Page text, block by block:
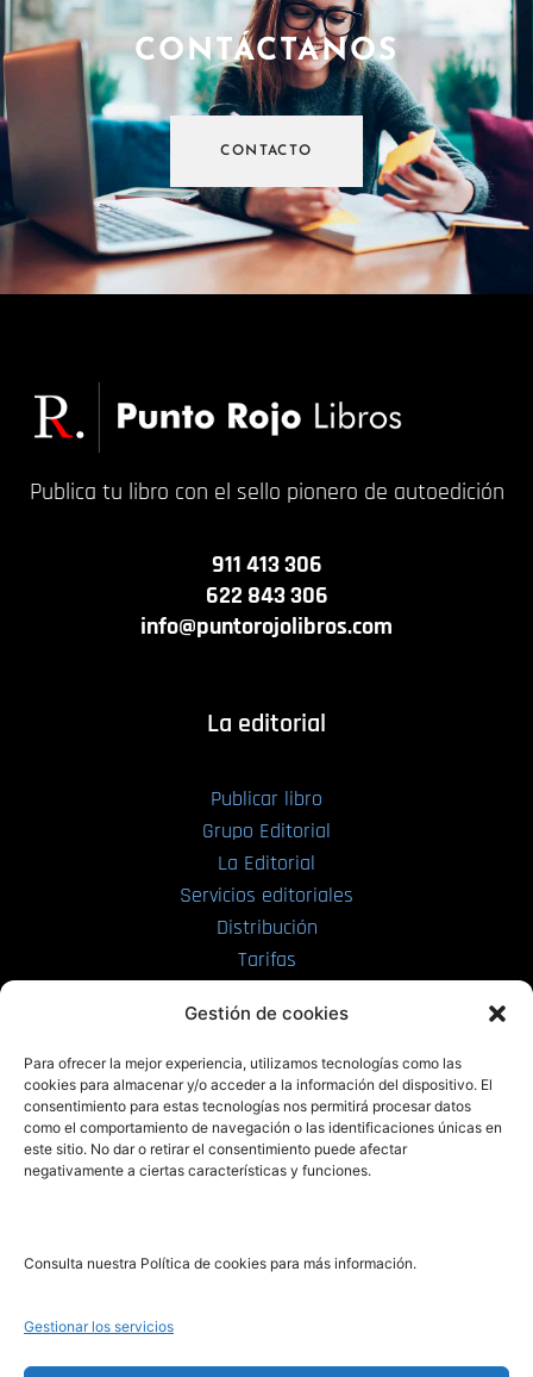
Gestión de cookies
Para ofrecer la mejor experiencia, utilizamos tecnologías como las
cookies para almacenar y/o acceder a la información del dispositivo. El
consentimiento para estas tecnologías nos permitirá procesar datos
como el comportamiento de navegación o las identificaciones únicas en
este sitio. No dar o retirar el consentimiento puede afectar
negativamente a ciertas características y funciones.
Consulta nuestra Política de cookies para más información.
Gestionar los servicios
CONTÁCTANOS
CONTACTO
Publica tu libro con el sello pionero de autoedición
911 413 306
622 843 306
info@puntorojolibros.com
La editorial
Publicar libro
Grupo Editorial
La Editorial
Servicios editoriales
Distribución
Tarifas
PRL | Films
PRL | Play
PRL | LAB
Noticias